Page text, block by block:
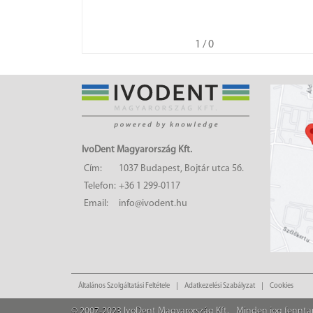
1 / 0
IvoDent Magyarország Kft.
Cím:
1037 Budapest, Bojtár utca 56.
Telefon: +36 1 299-0117
Email:
info@ivodent.hu
Általános Szolgáltatási Feltétele Adatkezelési Szabályzat Cookies